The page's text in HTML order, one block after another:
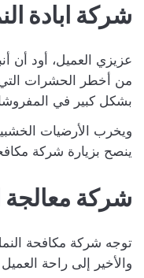
شركة ابادة
عزيزي العميل، أود أن
من أخطر الحشرات التي
بشكل كبير في
ويخرب الأرضيات
ينصح بزيارة شركة
شركة معالجة
توجه شركة مكافحة
والأخير إلى راحة